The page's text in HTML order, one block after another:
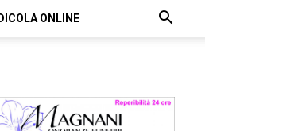
ONLINE